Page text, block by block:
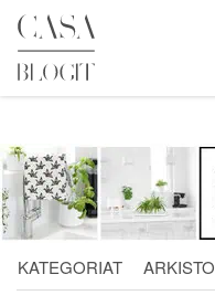
Skip
content
KATEGORIAT ARKISTO